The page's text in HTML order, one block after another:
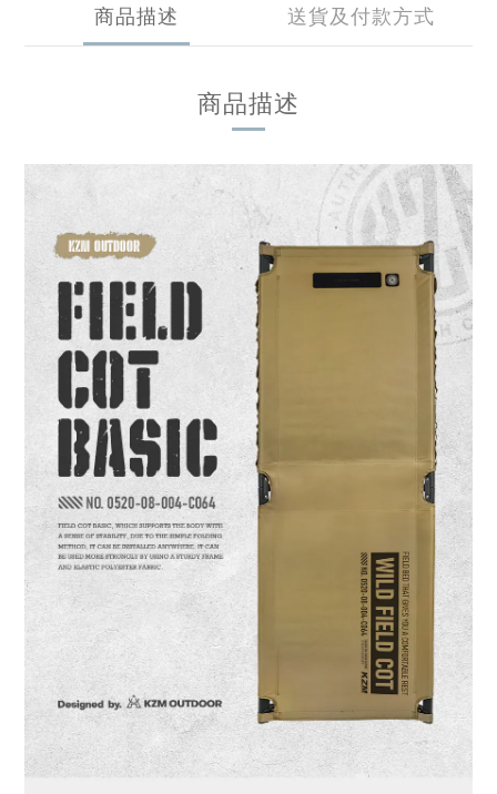
商品描述 送貨及付款方式
商品描述